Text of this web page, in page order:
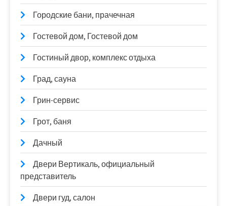
Городские бани, прачечная
Гостевой дом, Гостевой дом
Гостиный двор, комплекс отдыха
Град, сауна
Грин-сервис
Грот, баня
Дачный
Двери Вертикаль, официальный
представитель
Двери гуд, салон